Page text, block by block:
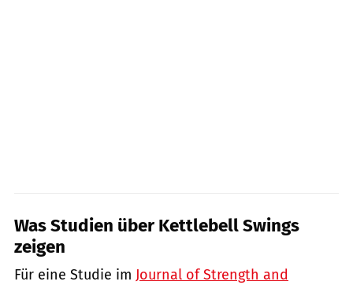
Was Studien über Kettlebell Swings
zeigen
Für eine Studie im Journal of Strength and